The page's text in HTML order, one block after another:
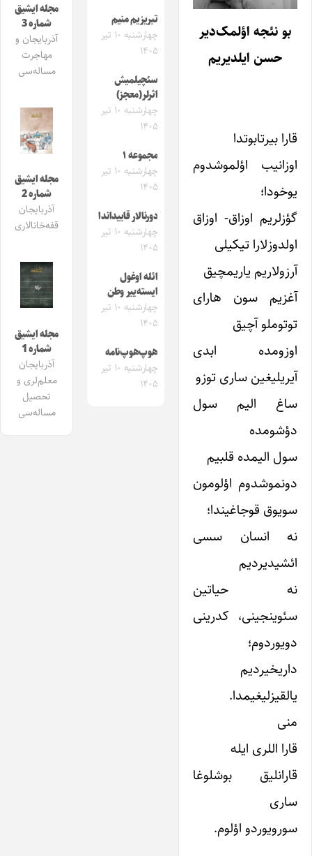
بو نئجه اؤلمک‌دیر
حسن ایلدیریم
قارا بیرتابوتدا
اوزانیب اؤلموشدوم
یوخودا؛
گؤزلریم اوزاق- اوزاق
اولدوزلارا تیکیلی
آرزولاریم یاریمچیق
آغزیم سون هارای
توتوملو آچیق
اوزومده ابدی
آیریلیغین ساری توزو
ساغ الیم سول
دؤشومده
سول الیمده قلبیم
دونموشدوم اؤلومون
سویوق قوجاغیندا؛
نه انسان سسی
ائشیدیردیم
نه حیاتین
سئوینجینی، کدرینی
دویوردوم؛
داریخیردیم
یالقیزلیغیمدا.
منی
قارا اللری ایله
قارانلیق بوشلوغا
ساری
سورویوردو اؤلوم.
تبریزیم منیم
چهارشنبه ۱۰ تیر
۱۴۰۵
سئچیلمیش
اثرلر(معجز)
چهارشنبه ۱۰ تیر
۱۴۰۵
مجموعه ۱
چهارشنبه ۱۰ تیر
۱۴۰۵
دورنالار قاییداندا
چهارشنبه ۱۰ تیر
۱۴۰۵
ائله اوغول
ایسته‌ییر وطن
چهارشنبه ۱۰ تیر
۱۴۰۵
هوپ‌هوپ‌نامه
چهارشنبه ۱۰ تیر
۱۴۰۵
مجله ایشیق
شماره 3
آذربایجان و
مهاجرت
مساله‌سی
مجله ایشیق
شماره 2
آذربایجان
قفه‌خانالاری
مجله ایشیق
شماره 1
آذربایجان
معلم‌لری و
تحصیل
مساله‌سی